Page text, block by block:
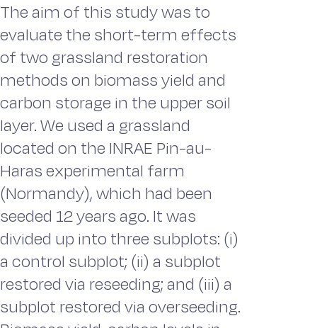
The aim of this study was to
evaluate the short-term effects
of two grassland restoration
methods on biomass yield and
carbon storage in the upper soil
layer. We used a grassland
located on the INRAE Pin-au-
Haras experimental farm
(Normandy), which had been
seeded 12 years ago. It was
divided up into three subplots: (i)
a control subplot; (ii) a subplot
restored via reseeding; and (iii) a
subplot restored via overseeding.